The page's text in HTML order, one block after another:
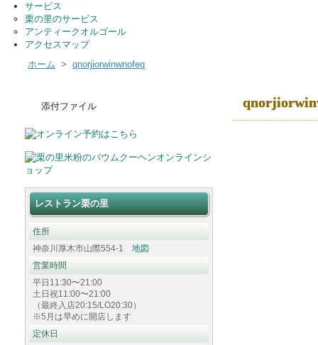
サービス
栗の里のサービス
アンティークオルゴール
アクセスマップ
ホーム > qnorjiorwinwnofeq
添付ファイル
レストラン栗の里
住所
神奈川厚木市山際554-1 地図
営業時間
平日11:30〜21:00
土日祝11:00〜21:00
（最終入店20:15/LO20:30）
※5月は早めに開店します
定休日